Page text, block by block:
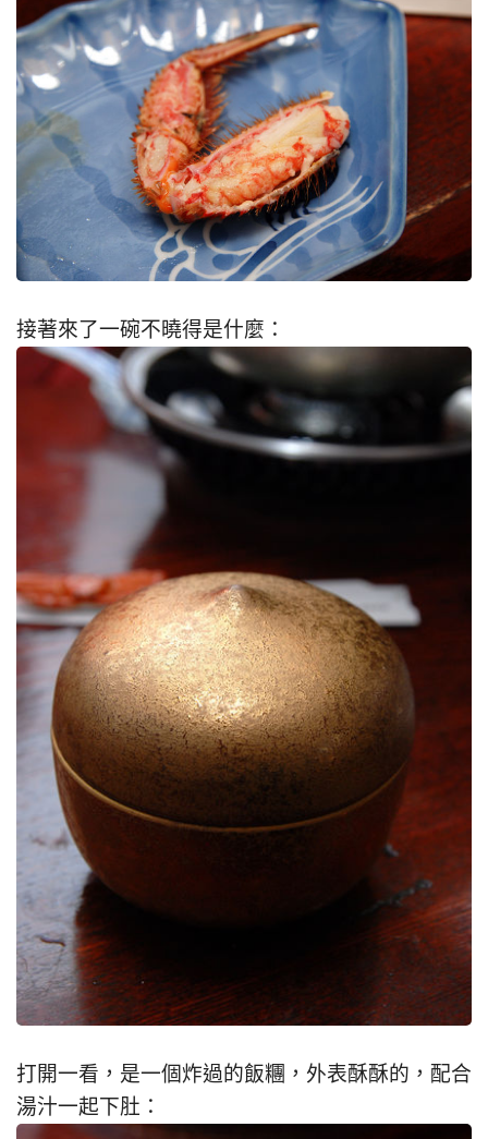
接著來了一碗不曉得是什麼：
打開一看，是一個炸過的飯糰，外表酥酥的，配合
湯汁一起下肚：